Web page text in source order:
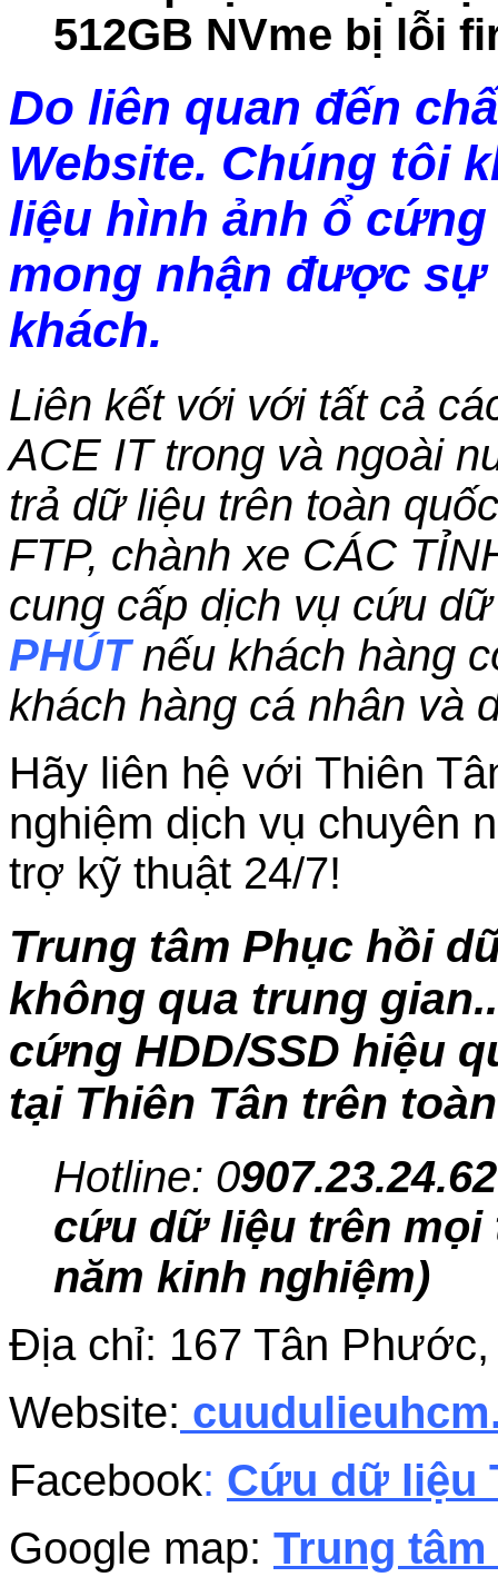
512GB NVme bị lỗi
Do liên quan đến
Website. Chúng tôi
liệu hình ảnh ổ
mong nhận được
khách.
Liên kết với với tất cả
ACE IT trong và ngoài
trả dữ liệu trên toàn
FTP, chành xe CÁC
cung cấp dịch vụ cứu
PHÚTnếu khách hàng
khách hàng cá nhân và
Hãy liên hệ với Thiên
nghiệm dịch vụ chuyên
trợ kỹ thuật 24/7!
Trung tâm Phục hồi
không qua trung
cứng HDD/SSD hiệu
tại Thiên Tân trên
Hotline: 0
cứu dữ liệu trên
năm kinh nghiệm)
Địa chỉ: 167 Tân
Website:
Facebook: Cứu dữ liệu
Google map: Trung